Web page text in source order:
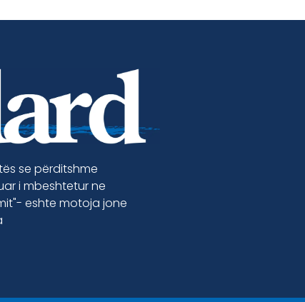
se përditshme
i mbeshtetur ne
eshte motoja jone